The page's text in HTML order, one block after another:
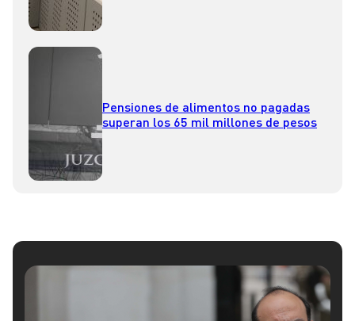
Pensiones de alimentos no pagadas
superan los 65 mil millones de pesos